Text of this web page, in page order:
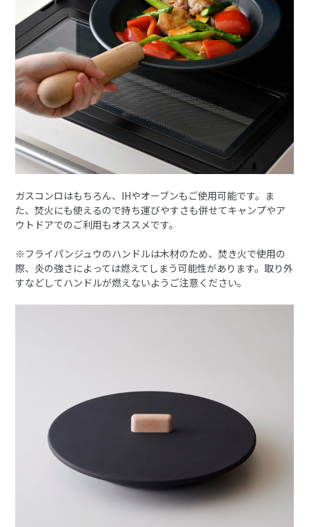
ガスコンロはもちろん、IHやオーブンもご使用可能です。ま
た、焚火にも使えるので持ち運びやすさも併せてキャンプやア
ウトドアでのご利用もオススメです。
※フライパンジュウのハンドルは木材のため、焚き火で使用の
際、炎の強さによっては燃えてしまう可能性があります。取り外
すなどしてハンドルが燃えないようご注意ください。